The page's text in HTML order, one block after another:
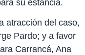
su estancia.
atracción del caso,
Pardo; y a favor
Carrancá, Ana